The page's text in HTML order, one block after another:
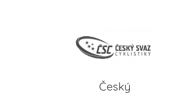
Český